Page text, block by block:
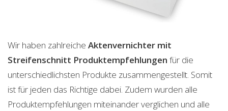
Wir haben zahlreiche Aktenvernichter mit
Streifenschnitt Produktempfehlungen für die
unterschiedlichsten Produkte zusammengestellt. Somit
ist für jeden das Richtige dabei. Zudem wurden alle
Produktempfehlungen miteinander verglichen und alle